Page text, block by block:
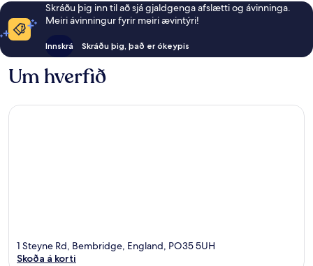
Skráðu þig inn til að sjá gjaldgenga afslætti og ávinninga.
Meiri ávinningur fyrir meiri ævintýri!
Innskrá Skráðu þig, það er ókeypis
Um hverfið
1 Steyne Rd, Bembridge, England, PO35 5UH
Skoða á korti